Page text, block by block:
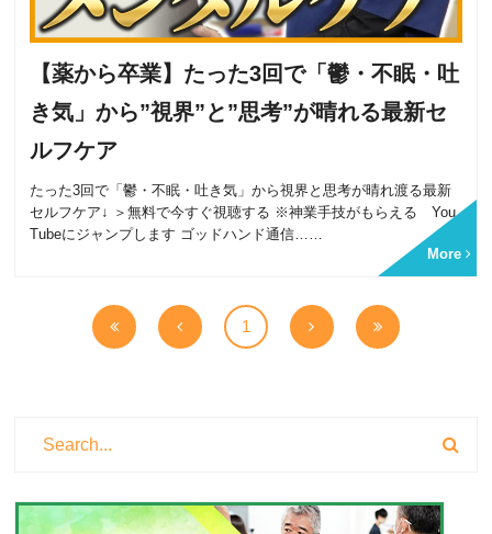
【薬から卒業】たった3回で「鬱・不眠・吐
き気」から”視界”と”思考”が晴れる最新セ
ルフケア
たった3回で「鬱・不眠・吐き気」から視界と思考が晴れ渡る最新
セルフケア↓ ＞無料で今すぐ視聴する ※神業手技がもらえる You
Tubeにジャンプします ゴッドハンド通信……
More
1